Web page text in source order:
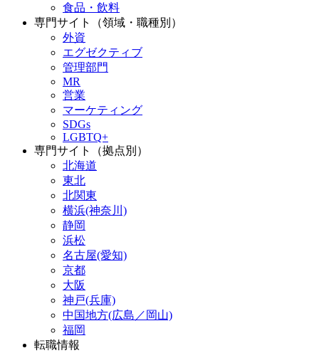
食品・飲料
専門サイト（領域・職種別）
外資
エグゼクティブ
管理部門
MR
営業
マーケティング
SDGs
LGBTQ+
専門サイト（拠点別）
北海道
東北
北関東
横浜(神奈川)
静岡
浜松
名古屋(愛知)
京都
大阪
神戸(兵庫)
中国地方(広島／岡山)
福岡
転職情報